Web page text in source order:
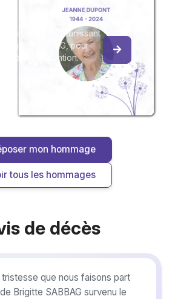
collaboratif en réunissant
Brigitte SABBAG, pour
délicate attention.
mon hommage
tous les hommages
de décès
tristesse que nous faisons part
Brigitte SABBAG survenu le